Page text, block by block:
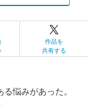
作品を
共有する
悩みがあった。